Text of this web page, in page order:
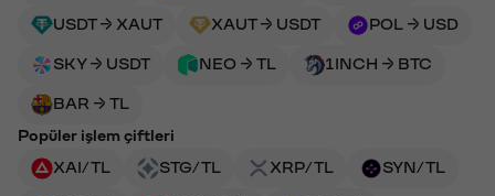
USDT → XAUT XAUT → USDT POL → USD
SKY → USDT NEO → TL 1INCH → BTC
BAR → TL
Popüler işlem çiftleri
XAI/TL
STG/TL XRP/TL SYN/TL